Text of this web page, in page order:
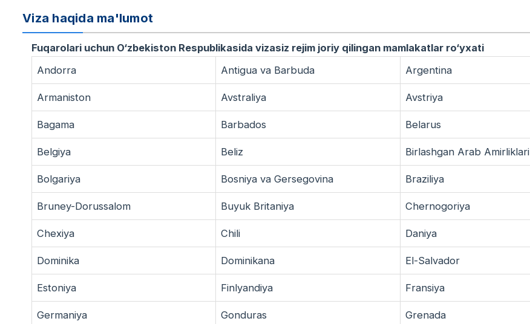
Viza haqida ma'lumot
Fuqarolari uchun O‘zbekiston Respublikasida vizasiz rejim joriy qilingan mamlakatlar ro‘yxati
Andorra
Antigua va Barbuda Argentina
Armaniston Avstraliya Avstriya
Bagama Barbados Belarus
Belgiya Beliz Birlashgan Arab Amirliklari
Bolgariya Bosniya va Gersegovina Braziliya
Bruney-Dorussalom Buyuk Britaniya Chernogoriya
Chexiya Chili Daniya
Dominika Dominikana El-Salvador
Estoniya Finlyandiya Fransiya
Germaniya Gonduras Grenada